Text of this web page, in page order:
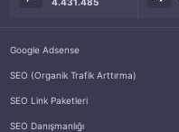
Google Adsense
SEO (Organik Trafik Arttırma)
SEO Link Paketleri
SEO Danışmanlığı